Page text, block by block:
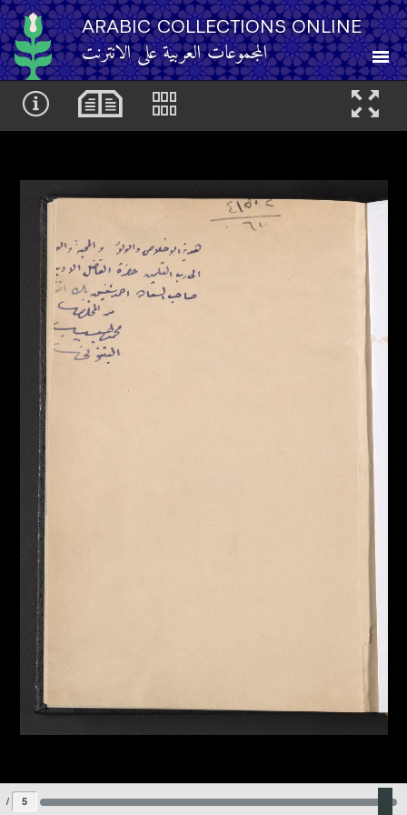
ARABIC COLLECTIONS ONLINE
المجموعات العربية على الانترنت
About
Browse
Browse by Category
Search